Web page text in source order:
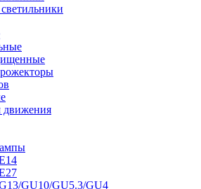
движения
GU10/GU5.3/GU4